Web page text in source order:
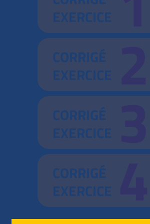
EXERCICE
CORRIGÉ
EXERCICE 2
CORRIGÉ
EXERCICE 3
CORRIGÉ
EXERCICE 4